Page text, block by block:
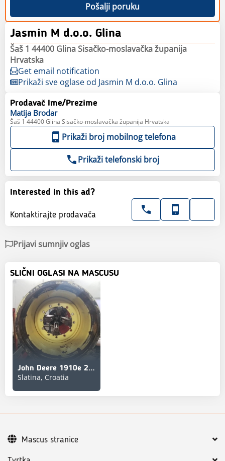
Pošalji poruku
Jasmin M d.o.o. Glina
Šaš 1 44400 Glina Sisačko-moslavačka županija
Hrvatska
Get email notification
Prikaži sve oglase od Jasmin M d.o.o. Glina
Prodavač Ime/Prezime
Matija Brodar
Šaš 1 44400 Glina Sisačko-moslavačka županija Hrvatska
Prikaži broj mobilnog telefona
Prikaži telefonski broj
Interested in this ad?
Kontaktirajte prodavača
Prijavi sumnjiv oglas
SLIČNI OGLASI NA MASCUSU
John Deere 1910e 26x28,5
Slatina, Croatia
Mascus stranice